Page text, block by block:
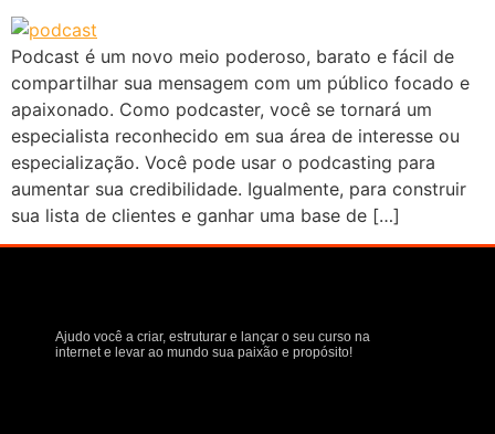
Podcast é um novo meio poderoso, barato e fácil de
compartilhar sua mensagem com um público focado e
apaixonado. Como podcaster, você se tornará um
especialista reconhecido em sua área de interesse ou
especialização. Você pode usar o podcasting para
aumentar sua credibilidade. Igualmente, para construir
sua lista de clientes e ganhar uma base de […]
Ajudo você a criar, estruturar e lançar o seu curso na
internet e levar ao mundo sua paixão e propósito!